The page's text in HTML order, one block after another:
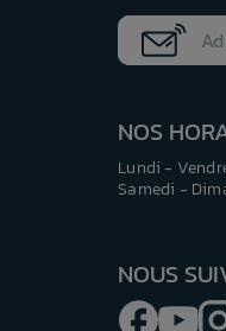
NOUS
NOS
Lundi -
Samedi -